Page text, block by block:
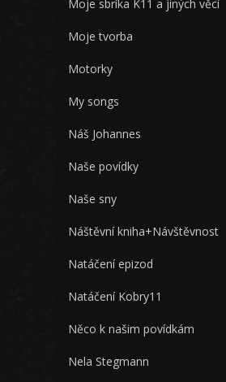
Moje sbríka K11 a jiných věcí
Moje tvorba
Motorky
My songs
Náš Johannes
Naše povídky
Naše sny
Náštěvní kniha+Návštěvnost
Natáčení epizod
Natáčení Kobry11
Něco k našim povídkám
Nela Stegmann